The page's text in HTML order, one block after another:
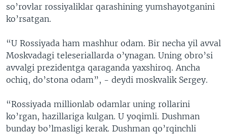
so’rovlar rossiyaliklar qarashining yumshayotganini
ko’rsatgan.
“U Rossiyada ham mashhur odam. Bir necha yil avval
Moskvadagi teleseriallarda o’ynagan. Uning obro’si
avvalgi prezidentga qaraganda yaxshiroq. Ancha
ochiq, do’stona odam”, - deydi moskvalik Sergey.
“Rossiyada millionlab odamlar uning rollarini
ko’rgan, hazillariga kulgan. U yoqimli. Dushman
bunday bo’lmasligi kerak. Dushman qo’rqinchli